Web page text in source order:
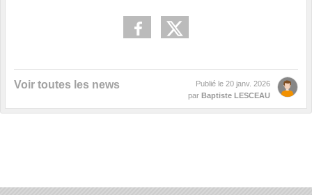
Voir toutes les news Publié le 20 janv. 2026
par Baptiste LESCEAU